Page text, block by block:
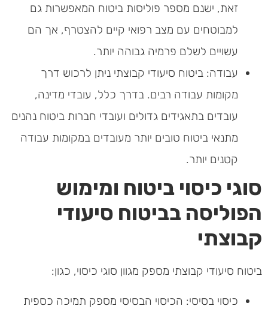
זאת, ישנם מספר פוליסות ביטוח המאפשרות גם
למבוטחים עם מצב רפואי קיים להצטרף, אך הם
עשויים לשלם פרמיה גבוהה יותר.
עבודה: ביטוח סיעודי קבוצתי ניתן לרכוש דרך
מקומות עבודה רבים. בדרך כלל, עובדי מדינה,
עובדים בתאגידים גדולים ועובדי חברות ביטוח נהנים
מתנאי ביטוח טובים יותר מעובדים במקומות עבודה
קטנים יותר.
סוגי כיסוי ביטוח ומימוש
הפוליסה בביטוח סיעודי
קבוצתי
ביטוח סיעודי קבוצתי מספק מגוון סוגי כיסוי, כגון:
כיסוי בסיסי: הכיסוי הבסיסי מספק תמיכה כספית